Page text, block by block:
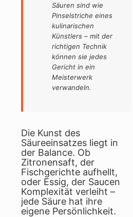
Säuren sind wie
Pinselstriche eines
kulinarischen
Künstlers – mit der
richtigen Technik
können sie jedes
Gericht in ein
Meisterwerk
verwandeln.
Die Kunst des
Säureeinsatzes liegt in
der Balance. Ob
Zitronensaft, der
Fischgerichte aufhellt,
oder Essig, der Saucen
Komplexität verleiht –
jede Säure hat ihre
eigene Persönlichkeit.